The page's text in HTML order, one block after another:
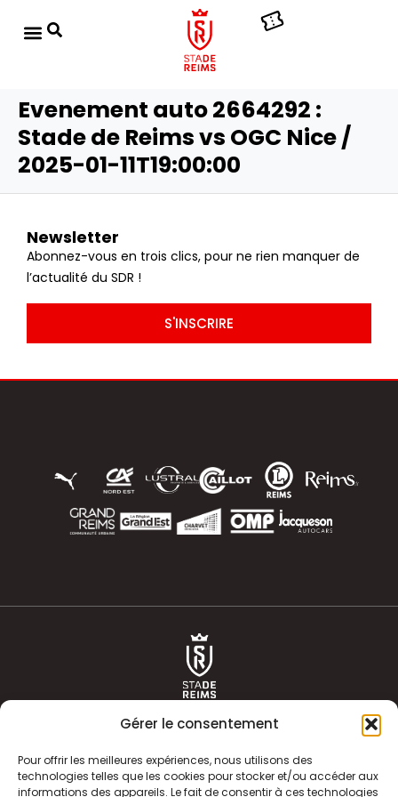
Gérer le consentement
Pour offrir les meilleures expériences, nous utilisons des
technologies telles que les cookies pour stocker et/ou accéder aux
informations des appareils. Le fait de consentir à ces technologies
Evenement auto 2664292 :
Stade de Reims vs OGC Nice /
2025-01-11T19:00:00
Newsletter
Abonnez-vous en trois clics, pour ne rien manquer de
l’actualité du SDR !
S'INSCRIRE